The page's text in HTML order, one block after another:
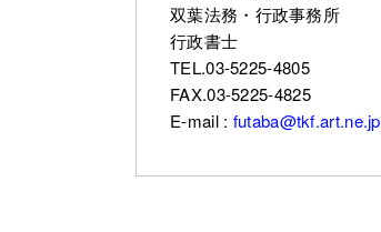
双葉法務・行政事務所
行政書士
TEL.03-5225-4805
FAX.03-5225-4825
E-mail : futaba@tkf.art.ne.jp